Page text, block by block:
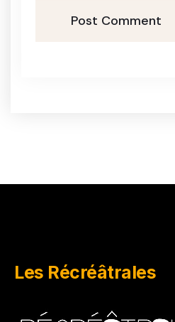
Post Comment
Les Récréâtrales